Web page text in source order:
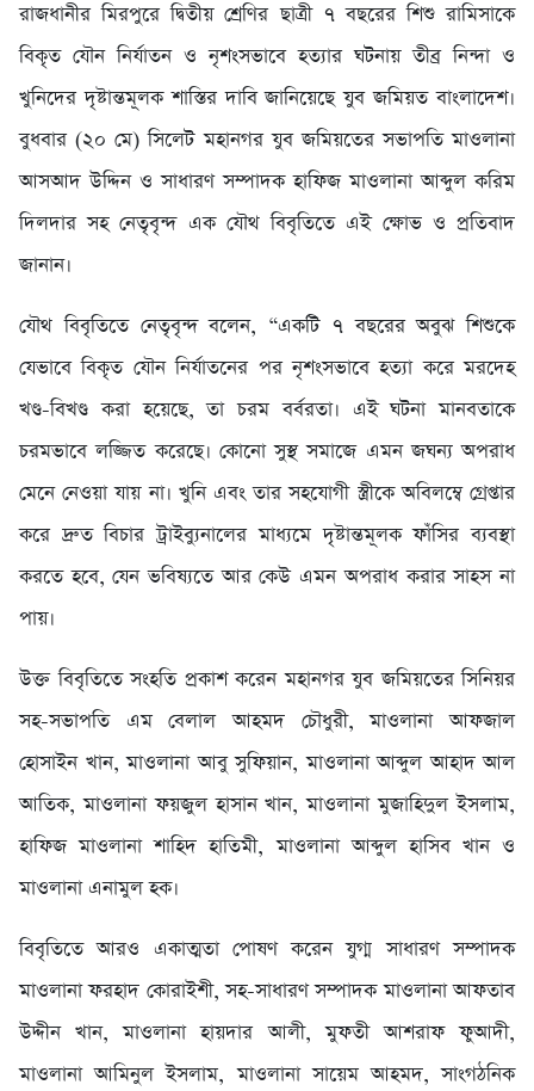
রাজধানীর মিরপুরে দ্বিতীয় শ্রেণির ছাত্রী ৭ বছরের শিশু রামিসাকে
বিকৃত যৌন নির্যাতন ও নৃশংসভাবে হত্যার ঘটনায় তীব্র নিন্দা ও
খুনিদের দৃষ্টান্তমূলক শাস্তির দাবি জানিয়েছে যুব জমিয়ত বাংলাদেশ।
বুধবার (২০ মে) সিলেট মহানগর যুব জমিয়তের সভাপতি মাওলানা
আসআদ উদ্দিন ও সাধারণ সম্পাদক হাফিজ মাওলানা আব্দুল করিম
দিলদার সহ নেতৃবৃন্দ এক যৌথ বিবৃতিতে এই ক্ষোভ ও প্রতিবাদ
জানান।
যৌথ বিবৃতিতে নেতৃবৃন্দ বলেন, “একটি ৭ বছরের অবুঝ শিশুকে
যেভাবে বিকৃত যৌন নির্যাতনের পর নৃশংসভাবে হত্যা করে মরদেহ
খণ্ড-বিখণ্ড করা হয়েছে, তা চরম বর্বরতা। এই ঘটনা মানবতাকে
চরমভাবে লজ্জিত করেছে। কোনো সুস্থ সমাজে এমন জঘন্য অপরাধ
মেনে নেওয়া যায় না। খুনি এবং তার সহযোগী স্ত্রীকে অবিলম্বে গ্রেপ্তার
করে দ্রুত বিচার ট্রাইব্যুনালের মাধ্যমে দৃষ্টান্তমূলক ফাঁসির ব্যবস্থা
করতে হবে, যেন ভবিষ্যতে আর কেউ এমন অপরাধ করার সাহস না
পায়।
উক্ত বিবৃতিতে সংহতি প্রকাশ করেন মহানগর যুব জমিয়তের সিনিয়র
সহ-সভাপতি এম বেলাল আহমদ চৌধুরী, মাওলানা আফজাল
হোসাইন খান, মাওলানা আবু সুফিয়ান, মাওলানা আব্দুল আহাদ আল
আতিক, মাওলানা ফয়জুল হাসান খান, মাওলানা মুজাহিদুল ইসলাম,
হাফিজ মাওলানা শাহিদ হাতিমী, মাওলানা আব্দুল হাসিব খান ও
মাওলানা এনামুল হক।
বিবৃতিতে আরও একাত্মতা পোষণ করেন যুগ্ম সাধারণ সম্পাদক
মাওলানা ফরহাদ কোরাইশী, সহ-সাধারণ সম্পাদক মাওলানা আফতাব
উদ্দীন খান, মাওলানা হায়দার আলী, মুফতী আশরাফ ফুআদী,
মাওলানা আমিনুল ইসলাম, মাওলানা সায়েম আহমদ, সাংগঠনিক